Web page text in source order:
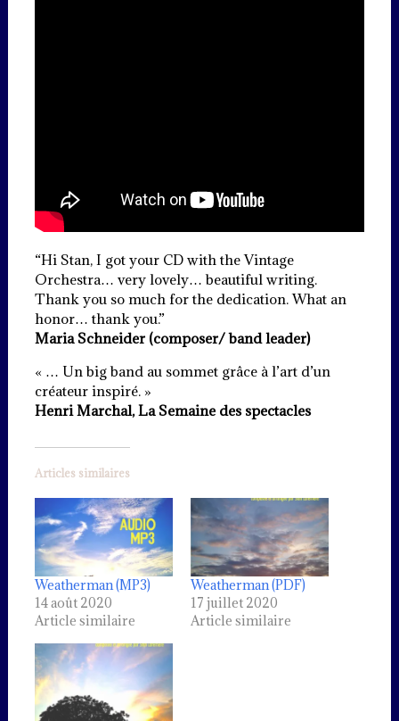
‌“Hi Stan, I got your CD with the Vintage
Orchestra… very lovely… beautiful writing.
Thank you so much for the dedication. What an
honor… thank you.”
Maria Schneider (composer/ band leader)
« … Un big band au sommet grâce à l’art d’un
créateur inspiré. »
Henri Marchal, La Semaine des spectacles
Articles similaires
Weatherman (MP3)
14 août 2020
Article similaire
Weatherman (PDF)
17 juillet 2020
Article similaire